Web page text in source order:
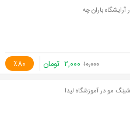
باران چه
٪80 ۱۰,۰۰۰ ۲,۰۰۰ تومان
مو در آموزشگاه لیدا